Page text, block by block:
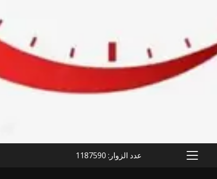
PRIMARY
عدد الزوار: 1187590